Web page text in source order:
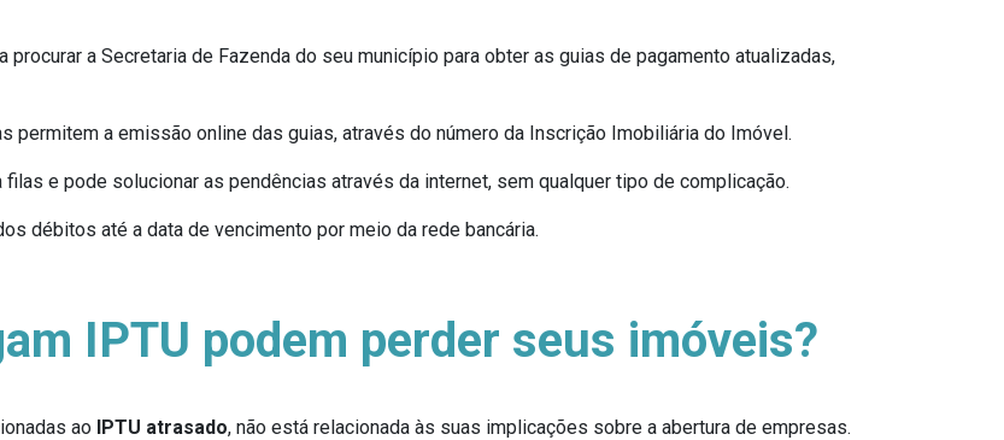
procurar a Secretaria de Fazenda do seu município para obter as guias de pagamento atualizadas,
permitem a emissão online das guias, através do número da Inscrição Imobiliária do Imóvel.
e pode solucionar as pendências através da internet, sem qualquer tipo de complicação.
débitos até a data de vencimento por meio da rede bancária.
IPTU podem perder seus imóveis?
ao IPTU atrasado, não está relacionada às suas implicações sobre a abertura de empresas.